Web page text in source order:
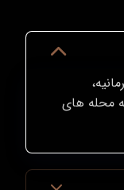
محله های